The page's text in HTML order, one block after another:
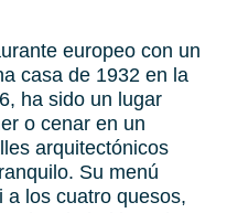
europeo con un
casa de 1932 en la
ha sido un lugar
o cenar en un
arquitectónicos
Su menú
a los cuatro quesos,